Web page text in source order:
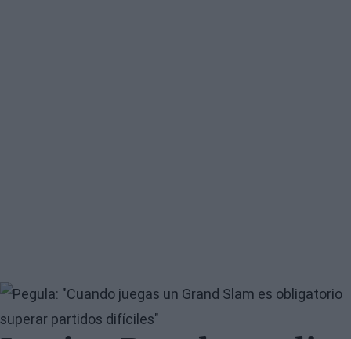
Image